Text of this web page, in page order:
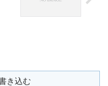
き込む